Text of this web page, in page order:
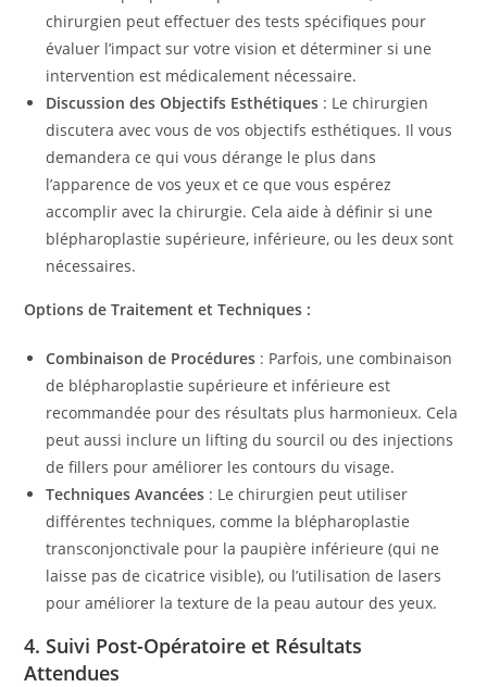
chirurgien peut effectuer des tests spécifiques pour
évaluer l’impact sur votre vision et déterminer si une
intervention est médicalement nécessaire.
Discussion des Objectifs Esthétiques : Le chirurgien
discutera avec vous de vos objectifs esthétiques. Il vous
demandera ce qui vous dérange le plus dans
l’apparence de vos yeux et ce que vous espérez
accomplir avec la chirurgie. Cela aide à définir si une
blépharoplastie supérieure, inférieure, ou les deux sont
nécessaires.
Options de Traitement et Techniques :
Combinaison de Procédures : Parfois, une combinaison
de blépharoplastie supérieure et inférieure est
recommandée pour des résultats plus harmonieux. Cela
peut aussi inclure un lifting du sourcil ou des injections
de fillers pour améliorer les contours du visage.
Techniques Avancées : Le chirurgien peut utiliser
différentes techniques, comme la blépharoplastie
transconjonctivale pour la paupière inférieure (qui ne
laisse pas de cicatrice visible), ou l’utilisation de lasers
pour améliorer la texture de la peau autour des yeux.
4.Suivi Post-Opératoire et Résultats
Attendues